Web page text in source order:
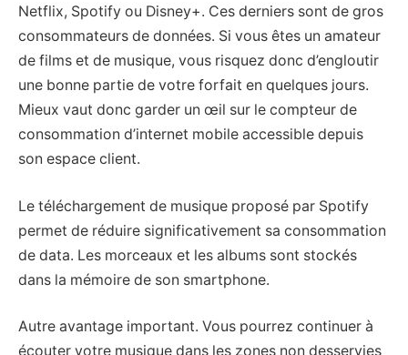
Netflix, Spotify ou Disney+. Ces derniers sont de gros
consommateurs de données. Si vous êtes un amateur
de films et de musique, vous risquez donc d’engloutir
une bonne partie de votre forfait en quelques jours.
Mieux vaut donc garder un œil sur le compteur de
consommation d’internet mobile accessible depuis
son espace client.
Le téléchargement de musique proposé par Spotify
permet de réduire significativement sa consommation
de data. Les morceaux et les albums sont stockés
dans la mémoire de son smartphone.
Autre avantage important. Vous pourrez continuer à
écouter votre musique dans les zones non desservies